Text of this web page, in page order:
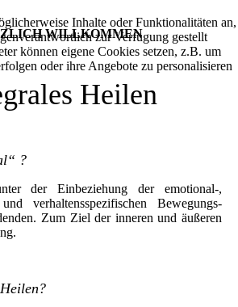
WILLKOMMEN
Heilen
?
der Einbeziehung der emotional-,
verhaltensspezifischen Bewegungs-
Zum Ziel der inneren und äußeren
Inhalte oder Funktionalitäten an,
zur Verfügung gestellt
können eigene Cookies setzen, z.B. um
oder ihre Angebote zu personalisieren